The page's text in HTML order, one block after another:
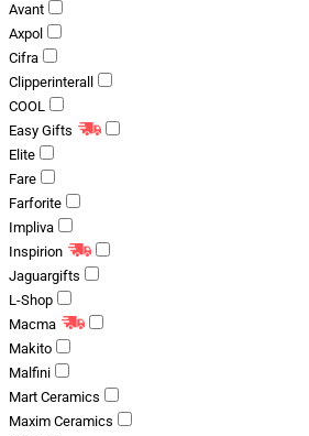
Avant
Axpol
Cifra
Clipperinterall
COOL
Easy Gifts
Elite
Fare
Farforite
Impliva
Inspirion
Jaguargifts
L-Shop
Macma
Makito
Malfini
Mart Ceramics
Maxim Ceramics